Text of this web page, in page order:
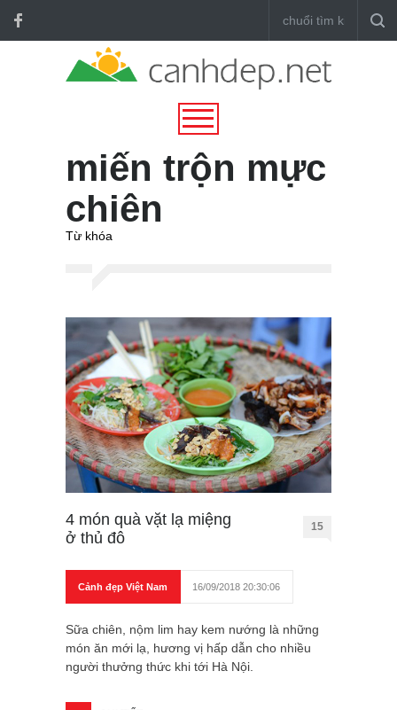
miến trộn mực
chiên
Từ khóa
4 món quà vặt lạ miệng
ở thủ đô
15
Cảnh đẹp Việt Nam 16/09/2018 20:30:06
Sữa chiên, nộm lim hay kem nướng là những
món ăn mới lạ, hương vị hấp dẫn cho nhiều
người thưởng thức khi tới Hà Nội.